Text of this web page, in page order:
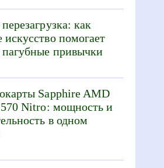
как
искусство помогает
пагубные привычки
Sapphire AMD
Nitro: мощность и
в одном